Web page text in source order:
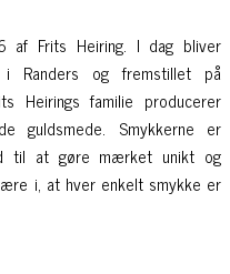
af Frits Heiring. I dag bliver
i Randers og fremstillet på
Heirings familie producerer
guldsmede. Smykkerne er
til at gøre mærket unikt og
i, at hver enkelt smykke er